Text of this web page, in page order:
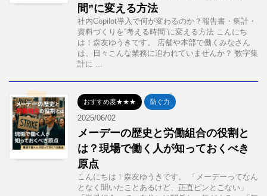
間”に変える方法
社内Copilot導入で何が変わるのか？報告書・集計・
資料づくりを“考える時間”に変える方法 こんにち
は！森友ゆうきです。 店舗や本部で働くみなさん
は、日々こんな業務に追われていませんか？ 数字集
計に ...
おすすめ度★★★ 防ぐ力
2025/06/02
メーデーの歴史と労働組合の役割と
は？現場で働く人が知っておくべき
原点
こんにちは！森友ゆうきです。 「メーデーってなん
となく聞いたことあるけど、正直ピンとこない」